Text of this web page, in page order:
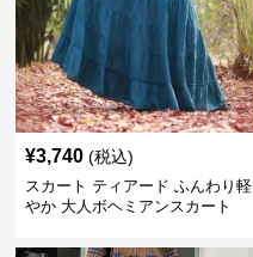
¥3,740 (税込)
スカート ティアード ふんわり軽
やか 大人ボヘミアンスカート